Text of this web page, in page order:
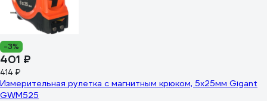
-3%
401 ₽
414 ₽
Измерительная рулетка с магнитным крюком, 5x25мм Gigant
GWM525